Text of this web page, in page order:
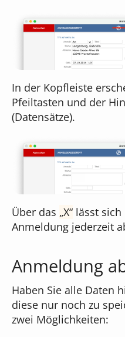
In der Kopfleiste
Pfeiltasten und der
(Datensätze).
Über das X lässt
Anmeldung jederzeit
Anmeldung
Haben Sie alle Daten
diese nur noch zu
zwei Möglichkeiten: